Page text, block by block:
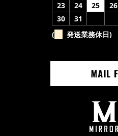
23
24 25 26
30
31
(
発送業務休日)